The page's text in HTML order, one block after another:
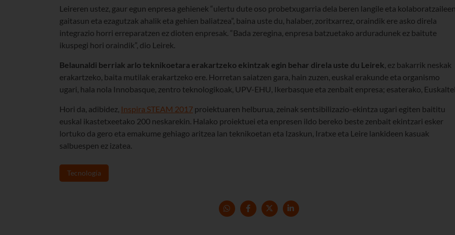
Leireren ustez, gaur egun enpresa gehienek “ulertu dute oso probetxugarria dela beren langile eta
gaitasun eta ezagutzak ahalik eta gehien baliatzea”, baina uste du, halaber, zoritxarrez, oraindik ere asko direla
integrazio horri erreparatzen ez dioten enpresak. “Bada zeregina, enpresa batzuetako arduradunek ez baitute
ikuspegi hori oraindik”, dio Leirek.
Belaunaldi berriak arlo teknikoetara erakartzeko ekintzak egin behar direla uste du Leirek , ez bakarrik neskak
erakartzeko, baita mutilak erakartzeko ere. Horretan saiatzen gara, hain zuzen, euskal erakunde eta organismo
ugari, hala nola Innobasque, zentro teknologikoak, UPV-EHU, Ikerbasque eta zenbait enpresa; esaterako,
Hori da, adibidez, Inspira STEAM 2017 proiektuaren helburua, zeinak sentsibilizazio-ekintza ugari egiten baititu
euskal ikastetxeetako 200 neskarekin. Halako proiektuei eta enpresen ildo bereko beste zenbait ekintzari esker
lortuko da gero eta emakume gehiago aritzea lan teknikoetan eta Izaskun, Iratxe eta Leire lankideen kasuak
salbuespen ez izatea.
Tecnología